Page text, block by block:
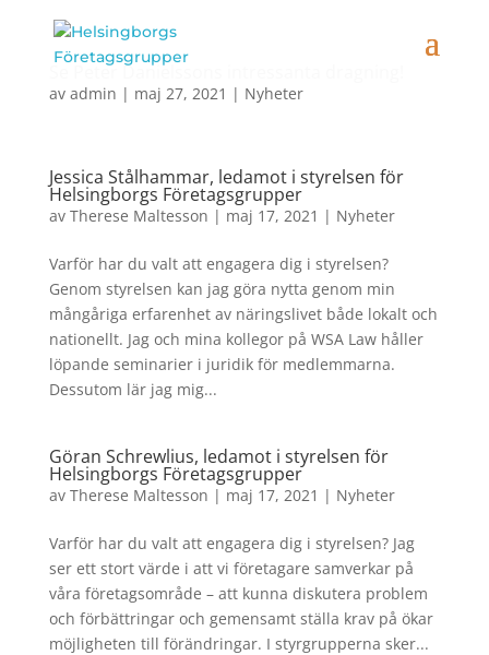
Se Peter Danielssons intressanta dragning!
av admin | maj 27, 2021 | Nyheter
Jessica Stålhammar, ledamot i styrelsen för
Helsingborgs Företagsgrupper
av Therese Maltesson | maj 17, 2021 | Nyheter
Varför har du valt att engagera dig i styrelsen?
Genom styrelsen kan jag göra nytta genom min
mångåriga erfarenhet av näringslivet både lokalt och
nationellt. Jag och mina kollegor på WSA Law håller
löpande seminarier i juridik för medlemmarna.
Dessutom lär jag mig...
Göran Schrewlius, ledamot i styrelsen för
Helsingborgs Företagsgrupper
av Therese Maltesson | maj 17, 2021 | Nyheter
Varför har du valt att engagera dig i styrelsen? Jag
ser ett stort värde i att vi företagare samverkar på
våra företagsområde – att kunna diskutera problem
och förbättringar och gemensamt ställa krav på ökar
möjligheten till förändringar. I styrgrupperna sker...